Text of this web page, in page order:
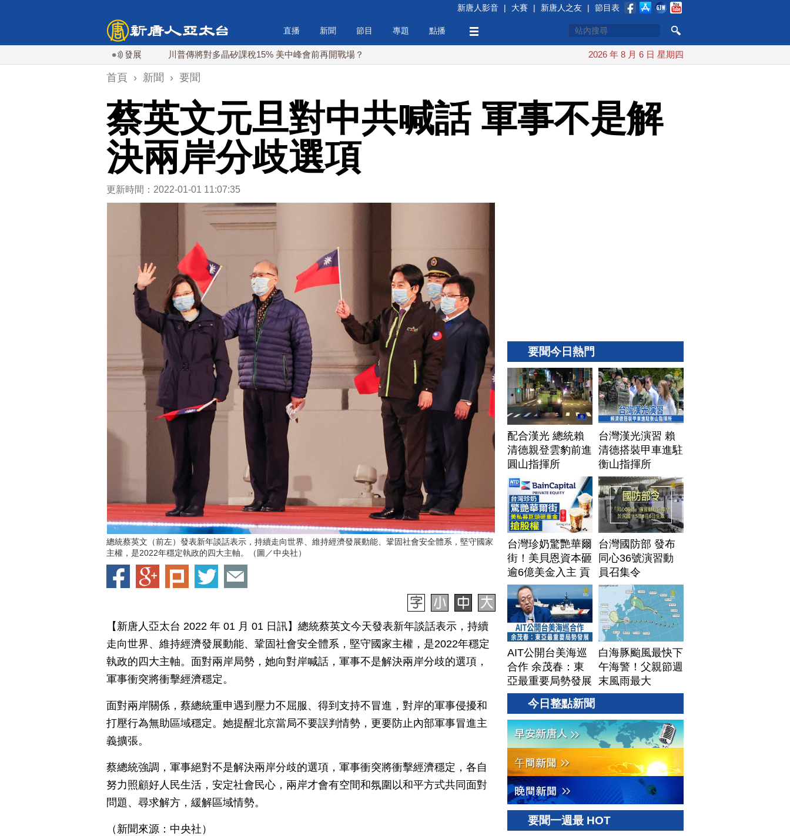
新唐人影音 | 大賽 | 新唐人之友 | 節目表
直播 新聞 節目 專題 點播
川普傳將對多晶矽課稅15% 美中峰會前再開戰場？ 2026 年 8 月 6 日 星期四
首頁 › 新聞 › 要聞
蔡英文元旦對中共喊話 軍事不是解
決兩岸分歧選項
更新時間：2022-01-01 11:07:35
總統蔡英文（前左）發表新年談話表示，持續走向世界、維持經濟發展動能、鞏固社會安全體系，堅守國家
主權，是2022年穩定執政的四大主軸。（圖／中央社）
【新唐人亞太台 2022 年 01 月 01 日訊】總統蔡英文今天發表新年談話表示，持續
走向世界、維持經濟發展動能、鞏固社會安全體系，堅守國家主權，是2022年穩定
執政的四大主軸。面對兩岸局勢，她向對岸喊話，軍事不是解決兩岸分歧的選項，
軍事衝突將衝擊經濟穩定。
面對兩岸關係，蔡總統重申遇到壓力不屈服、得到支持不冒進，對岸的軍事侵擾和
打壓行為無助區域穩定。她提醒北京當局不要誤判情勢，更要防止內部軍事冒進主
義擴張。
蔡總統強調，軍事絕對不是解決兩岸分歧的選項，軍事衝突將衝擊經濟穩定，各自
努力照顧好人民生活，安定社會民心，兩岸才會有空間和氛圍以和平方式共同面對
問題、尋求解方，緩解區域情勢。
（新聞來源：中央社）
要聞今日熱門
配合漢光 總統賴
清德親登雲豹前進
圓山指揮所
台灣漢光演習 賴
清德搭裝甲車進駐
衡山指揮所
台灣珍奶驚艷華爾
街！美貝恩資本砸
逾6億美金入主 貢
茶拓國際版圖加速
攻美？｜#財經新
聞｜
20260806(四)
台灣國防部 發布
同心36號演習動
員召集令
AIT公開台美海巡
合作 余茂春：東
亞最重要局勢發展
白海豚颱風最快下
午海警！父親節週
末風雨最大
今日整點新聞
要聞一週最 HOT